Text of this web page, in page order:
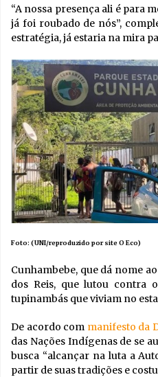
“A nossa presença ali é para
já foi roubado de nós”,
estratégia, já estaria na mira
Foto: (UNI/reproduzido por site O Eco)
Cunhambebe, que dá nome
dos Reis, que lutou contra
tupinambás que viviam no
De acordo com manifesto da
das Nações Indígenas de se
busca “alcançar na luta a
partir de suas tradições e